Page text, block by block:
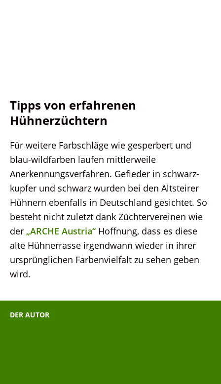
Tipps von erfahrenen
Hühnerzüchtern
Für weitere Farbschläge wie gesperbert und
blau-wildfarben laufen mittlerweile
Anerkennungsverfahren. Gefieder in schwarz-
kupfer und schwarz wurden bei den Altsteirer
Hühnern ebenfalls in Deutschland gesichtet. So
besteht nicht zuletzt dank Züchtervereinen wie
der „ARCHE Austria“ Hoffnung, dass es diese
alte Hühnerrasse irgendwann wieder in ihrer
ursprünglichen Farbenvielfalt zu sehen geben
wird.
DER AUTOR